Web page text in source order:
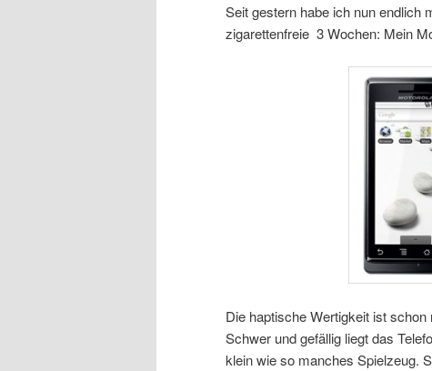
Seit gestern habe ich nun endlich
zigarettenfreie 3 Wochen: Mein
Die haptische Wertigkeit ist
Schwer und gefällig liegt das
klein wie so manches Spielzeug.